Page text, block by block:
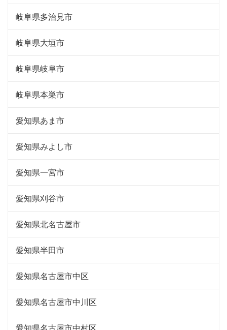
岐阜県多治見市
岐阜県大垣市
岐阜県岐阜市
岐阜県本巣市
愛知県あま市
愛知県みよし市
愛知県一宮市
愛知県刈谷市
愛知県北名古屋市
愛知県半田市
愛知県名古屋市中区
愛知県名古屋市中川区